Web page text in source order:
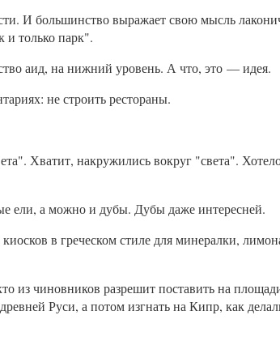
И большинство выражает свою мысль
и только парк".
аид, на нижний уровень. А что, это — идея.
не строить рестораны.
Хватит, накружились вокруг "света".
ели, а можно и дубы. Дубы даже интересней.
в греческом стиле для минералки,
из чиновников разрешит поставить на
Руси, а потом изгнать на Кипр, как